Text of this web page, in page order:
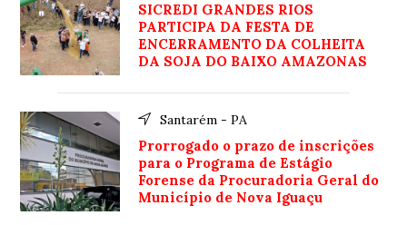
SICREDI GRANDES RIOS
PARTICIPA DA FESTA DE
ENCERRAMENTO DA COLHEITA
DA SOJA DO BAIXO AMAZONAS
Santarém - PA
Prorrogado o prazo de inscrições
para o Programa de Estágio
Forense da Procuradoria Geral do
Município de Nova Iguaçu